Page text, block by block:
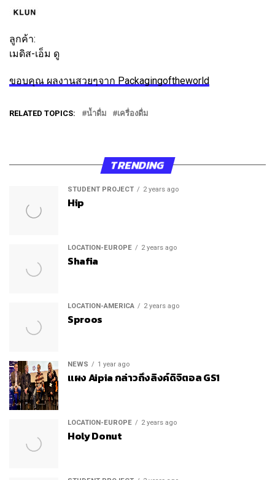
ลูกค้า:
เมดิส-เอ็ม ดู
ขอบคุณ ผลงานสวยๆจาก Packagingoftheworld
RELATED TOPICS: น้ำดื่ม เครื่องดื่ม
TRENDING
STUDENT PROJECT 2 years ago
Hip
LOCATION-EUROPE 2 years ago
Shafia
LOCATION-AMERICA 2 years ago
Sproos
NEWS 1 year ago
แผง Aipia กล่าวถึงลิงค์ดิจิตอล GS1
LOCATION-EUROPE 2 years ago
Holy Donut